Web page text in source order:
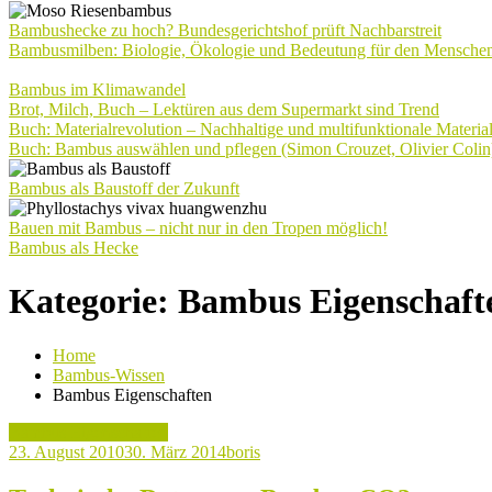
Bambushecke zu hoch? Bundesgerichtshof prüft Nachbarstreit
Bambusmilben: Biologie, Ökologie und Bedeutung für den
Bambus im Klimawandel
Brot, Milch, Buch – Lektüren aus dem Supermarkt sind Trend
Buch: Materialrevolution – Nachhaltige und multifunktionale
Buch: Bambus auswählen und pflegen (Simon Crouzet, Olivier
Bambus als Baustoff der Zukunft
Bauen mit Bambus – nicht nur in den Tropen möglich!
Bambus als Hecke
Kategorie: Bambus
Home
Bambus-Wissen
Bambus Eigenschaften
23. August 201030. März 2014boris